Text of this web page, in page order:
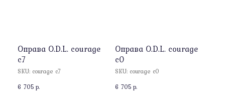
Оправа O.D.L. courage
c7
SKU: courage c7
6 705 р.
Оправа O.D.L. courage
c0
SKU: courage c0
6 705 р.